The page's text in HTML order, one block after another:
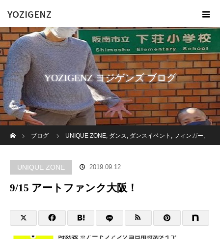
YOZIGENZ
YOZIGENZ ヨジゲンズ ブログ
ブログ
UNIQUE ZONE, ダンス, ダンスイベント , フィンガー,
UNIQUE ZONE 2019.09.12
9/15 アートファンク大阪！